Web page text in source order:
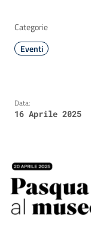
Categorie
Eventi
Data:
16 Aprile 2025